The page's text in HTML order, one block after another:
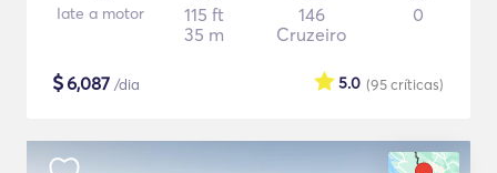
Iate a motor
115 ft
35 m
146
Cruzeiro
0
$6,087 /dia (95críticas)
5.0